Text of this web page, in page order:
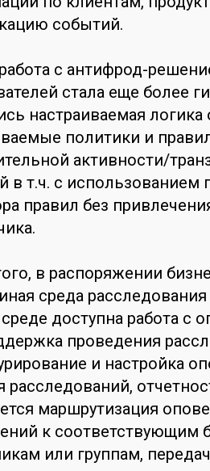
событий.
с антифрод-
стала еще более
настраиваемая
политики и
активности/
в т.ч. с использованием
правил без
в распоряжении
среда
доступна работа с
проведения
и настройка
расследований,
маршрутизация
к соответствующим
или группам,